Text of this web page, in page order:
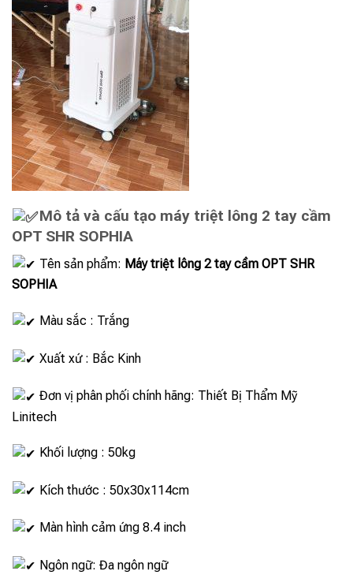
Mô tả và cấu tạo máy triệt lông 2 tay cầm
OPT SHR SOPHIA
Tên sản phẩm: Máy triệt lông 2 tay cầm OPT SHR
SOPHIA
Màu sắc : Trắng
Xuất xứ : Bắc Kinh
Đơn vị phân phối chính hãng: Thiết Bị Thẩm Mỹ
Linitech
Khối lượng : 50kg
Kích thước : 50x30x114cm
Màn hình cảm ứng 8.4 inch
Ngôn ngữ: Đa ngôn ngữ